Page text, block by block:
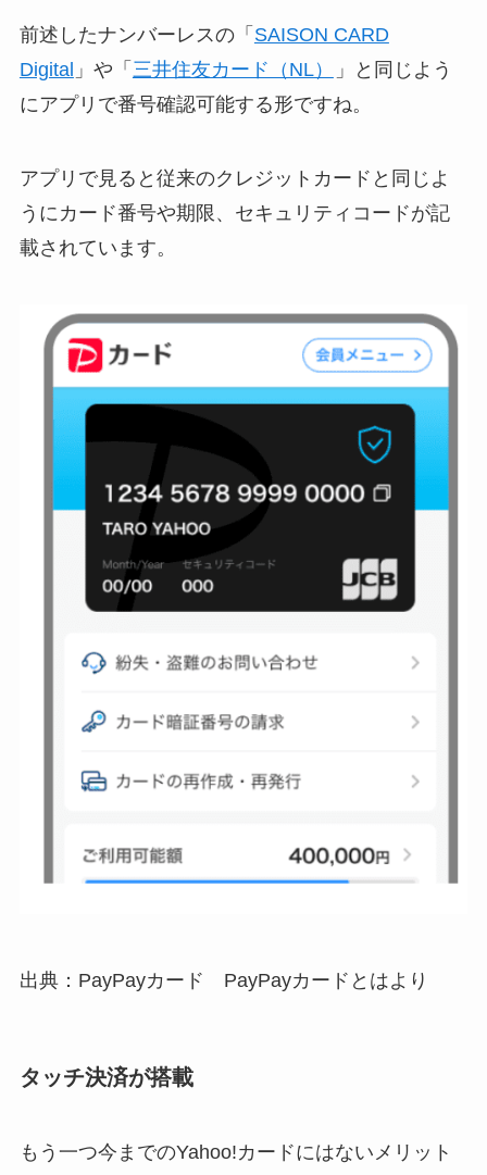
前述したナンバーレスの「 SAISON CARD
Digital 」や「 三井住友カード（NL）
」と同じよう
にアプリで番号確認可能する形ですね。
アプリで見ると従来のクレジットカードと同じよ
うにカード番号や期限、セキュリティコードが記
載されています。
出典：PayPayカード PayPayカードとはより
タッチ決済が搭載
もう一つ今までのYahoo!カードにはないメリット